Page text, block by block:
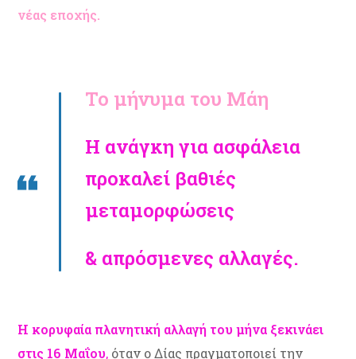
νέας εποχής.
Το μήνυμα του Μάη
Η ανάγκη για ασφάλεια
προκαλεί βαθιές
μεταμoρφώσεις
& απρόσμενες αλλαγές.
Η κορυφαία πλανητική αλλαγή του μήνα ξεκινάει
στις 16 Μαΐου, όταν ο Δίας πραγματοποιεί την